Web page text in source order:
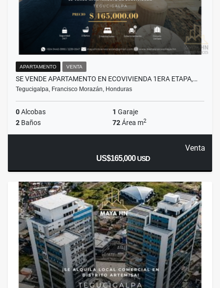
APARTAMENTO VENTA
SE VENDE APARTAMENTO EN ECOVIVIENDA 1ERA ETAPA,…
Tegucigalpa, Francisco Morazán, Honduras
0Alcobas 1 Garaje
2 Baños 72Área m2
Venta
US$165,000USD